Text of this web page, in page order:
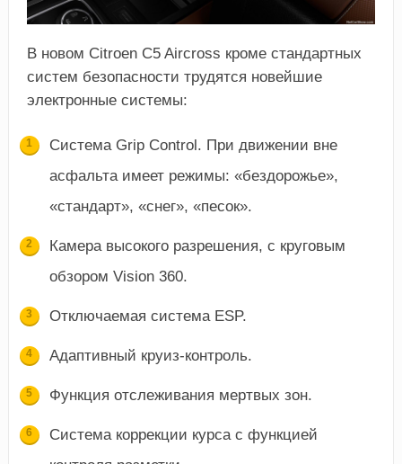
В новом Citroen C5 Aircross кроме стандартных
систем безопасности трудятся новейшие
электронные системы:
Система Grip Control. При движении вне
асфальта имеет режимы: «бездорожье»,
«стандарт», «снег», «песок».
Камера высокого разрешения, с круговым
обзором Vision 360.
Отключаемая система ESP.
Адаптивный круиз-контроль.
Функция отслеживания мертвых зон.
Система коррекции курса с функцией